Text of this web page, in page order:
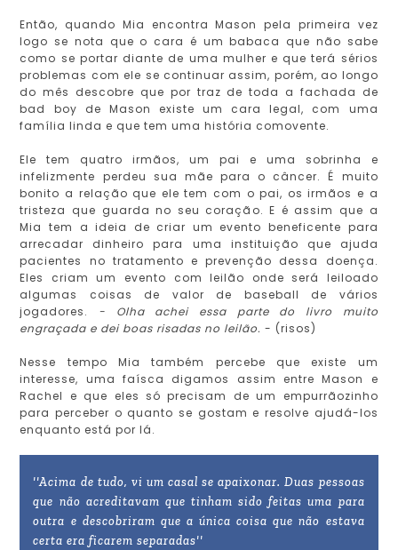
Então, quando Mia encontra Mason pela primeira vez
logo se nota que o cara é um babaca que não sabe
como se portar diante de uma mulher e que terá sérios
problemas com ele se continuar assim, porém, ao longo
do mês descobre que por traz de toda a fachada de
bad boy de Mason existe um cara legal, com uma
família linda e que tem uma história comovente.
Ele tem quatro irmãos, um pai e uma sobrinha e
infelizmente perdeu sua mãe para o câncer. É muito
bonito a relação que ele tem com o pai, os irmãos e a
tristeza que guarda no seu coração. E é assim que a
Mia tem a ideia de criar um evento beneficente para
arrecadar dinheiro para uma instituição que ajuda
pacientes no tratamento e prevenção dessa doença.
Eles criam um evento com leilão onde será leiloado
algumas coisas de valor de baseball de vários
jogadores.
- Olha achei essa parte do livro muito
engraçada e dei boas risadas no leilão.- (risos)
Nesse tempo Mia também percebe que existe um
interesse, uma faísca digamos assim entre Mason e
Rachel e que eles só precisam de um empurrãozinho
para perceber o quanto se gostam e resolve ajudá-los
enquanto está por lá.
''Acima de tudo, vi um casal se apaixonar. Duas pessoas
que não acreditavam que tinham sido feitas uma para
outra e descobriram que a única coisa que não estava
certa era ficarem separadas''